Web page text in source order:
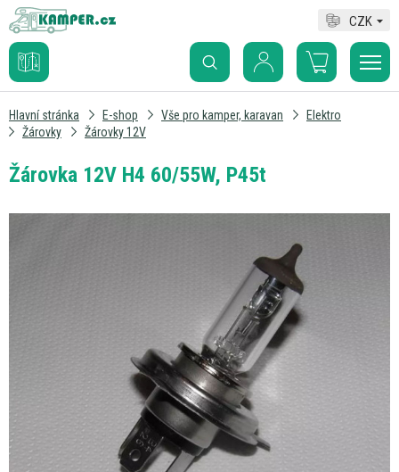
CZK
Hlavní stránka E-shop Vše pro kamper, karavan
Elektro
Žárovky
Žárovky 12V
Žárovka 12V H4 60/55W, P45t